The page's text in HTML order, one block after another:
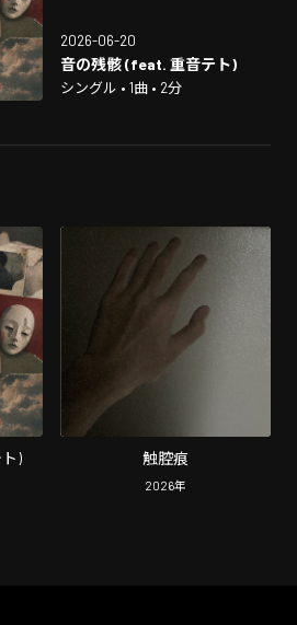
2026-06-20
音の残骸 (feat. 重音テト)
シングル • 1曲 • 2分
) 触腔痕
2026年